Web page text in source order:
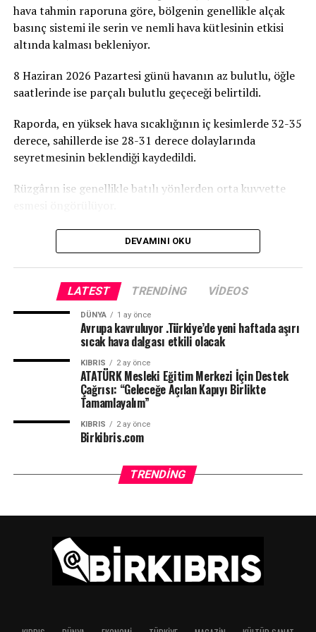
Birçok Meslek Dalında Eğitim Verilecek
Merkezi’nde terzilik, ayakkabıcılık, kaynakçılık,
tesisatçılık, robotik kodlama, oto elektrik, oto kaporta,
kuaförlük ve berberlik gibi birçok alanda mesleki eğitim
verilmesi planlanıyor. Merkezin, KKTC’nin mesleki
eğitim altyapısına önemli katkılar sağlaması ve
gençlerin istihdam olanaklarını artırması hedefleniyor.
hava tahmin raporuna göre, bölgenin genellikle alçak
basınç sistemi ile serin ve nemli hava kütlesinin etkisi
altında kalması bekleniyor.
8 Haziran 2026 Pazartesi günü havanın az bulutlu, öğle
saatlerinde ise parçalı bulutlu geçeceği belirtildi.
Raporda, en yüksek hava sıcaklığının iç kesimlerde 32-35
derece, sahillerde ise 28-31 derece dolaylarında
seyretmesinin beklendiği kaydedildi.
Rüzgârın ise genellikle batılı yönlerden orta kuvvette
DEVAMINI OKU
LATEST TRENDING VIDEOS
DÜNYA 1 ay önce
Avrupa kavruluyor .Türkiye’de yeni haftada aşırı
sıcak hava dalgası etkili olacak
KIBRIS 2 ay önce
ATATÜRK Mesleki Eğitim Merkezi İçin Destek
Çağrısı: “Geleceğe Açılan Kapıyı Birlikte
Tamamlayalım”
KIBRIS 2 ay önce
Birkibris.com
TRENDING